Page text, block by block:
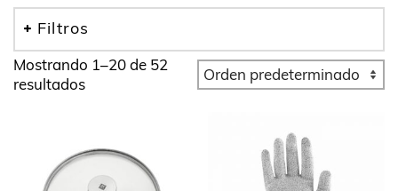
Filtros
Mostrando 1–20 de 52
resultados